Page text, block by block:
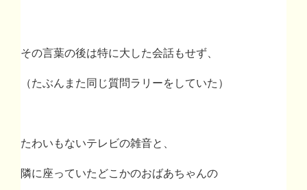
その言葉の後は特に大した会話もせず、
（たぶんまた同じ質問ラリーをしていた）
たわいもないテレビの雑音と、
隣に座っていたどこかのおばあちゃんの